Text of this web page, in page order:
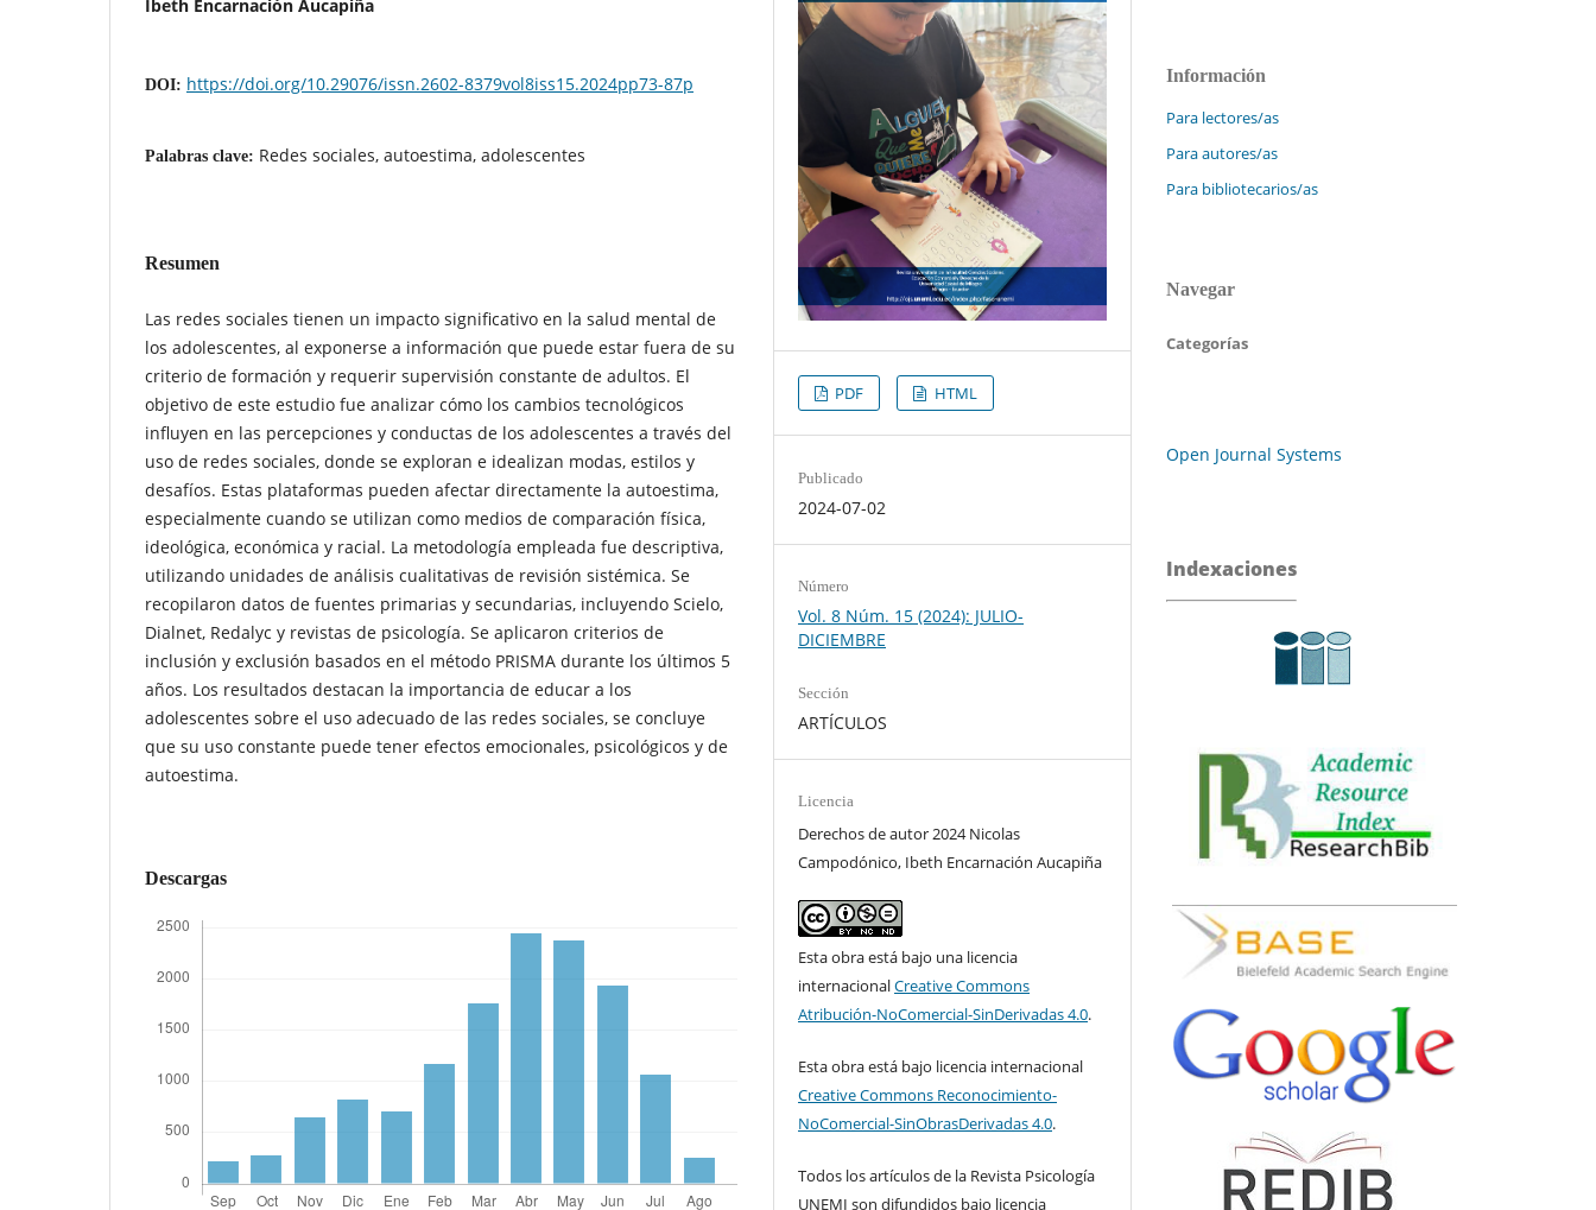
Ibeth Encarnación Aucapiña
DOI: https://doi.org/10.29076/issn.2602-8379vol8iss15.2024pp73-87p
Palabras clave: Redes sociales, autoestima, adolescentes
Resumen
Las redes sociales tienen un impacto significativo en la salud mental de
los adolescentes, al exponerse a información que puede estar fuera de su
criterio de formación y requerir supervisión constante de adultos. El
objetivo de este estudio fue analizar cómo los cambios tecnológicos
influyen en las percepciones y conductas de los adolescentes a través del
uso de redes sociales, donde se exploran e idealizan modas, estilos y
desafíos. Estas plataformas pueden afectar directamente la autoestima,
especialmente cuando se utilizan como medios de comparación física,
ideológica, económica y racial. La metodología empleada fue descriptiva,
utilizando unidades de análisis cualitativas de revisión sistémica. Se
recopilaron datos de fuentes primarias y secundarias, incluyendo Scielo,
Dialnet, Redalyc y revistas de psicología. Se aplicaron criterios de
inclusión y exclusión basados en el método PRISMA durante los últimos 5
años. Los resultados destacan la importancia de educar a los
adolescentes sobre el uso adecuado de las redes sociales, se concluye
que su uso constante puede tener efectos emocionales, psicológicos y de
autoestima.
Descargas
PDF HTML
Publicado
2024-07-02
Número
Vol. 8 Núm. 15 (2024): JULIO-
DICIEMBRE
Sección
ARTÍCULOS
Licencia
Derechos de autor 2024 Nicolas
Campodónico, Ibeth Encarnación Aucapiña
Esta obra está bajo una licencia
internacionalCreative Commons
Atribución-NoComercial-SinDerivadas 4.0.
Esta obra está bajo licencia internacional
Creative Commons Reconocimiento-
NoComercial-SinObrasDerivadas 4.0.
Todos los artículos de la Revista Psicología
UNEMI son difundidos bajo licencia
Información
Para lectores/as
Para autores/as
Para bibliotecarios/as
Navegar
Categorías
Open Journal Systems
Indexaciones